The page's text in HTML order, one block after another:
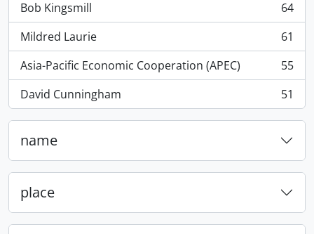
Bob Kingsmill
, 64 resultados
64
Mildred Laurie
, 61 resultados
61
Asia-Pacific Economic Cooperation (APEC)
, 55 resultados
55
David Cunningham
, 51 resultados 51
name
place